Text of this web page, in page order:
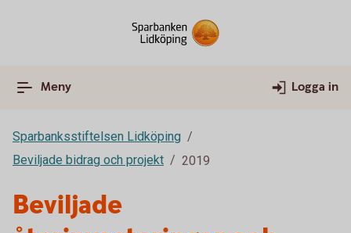
Meny Logga in
Sparbanksstiftelsen Lidköping
Beviljade bidrag och projekt
2019
Beviljade